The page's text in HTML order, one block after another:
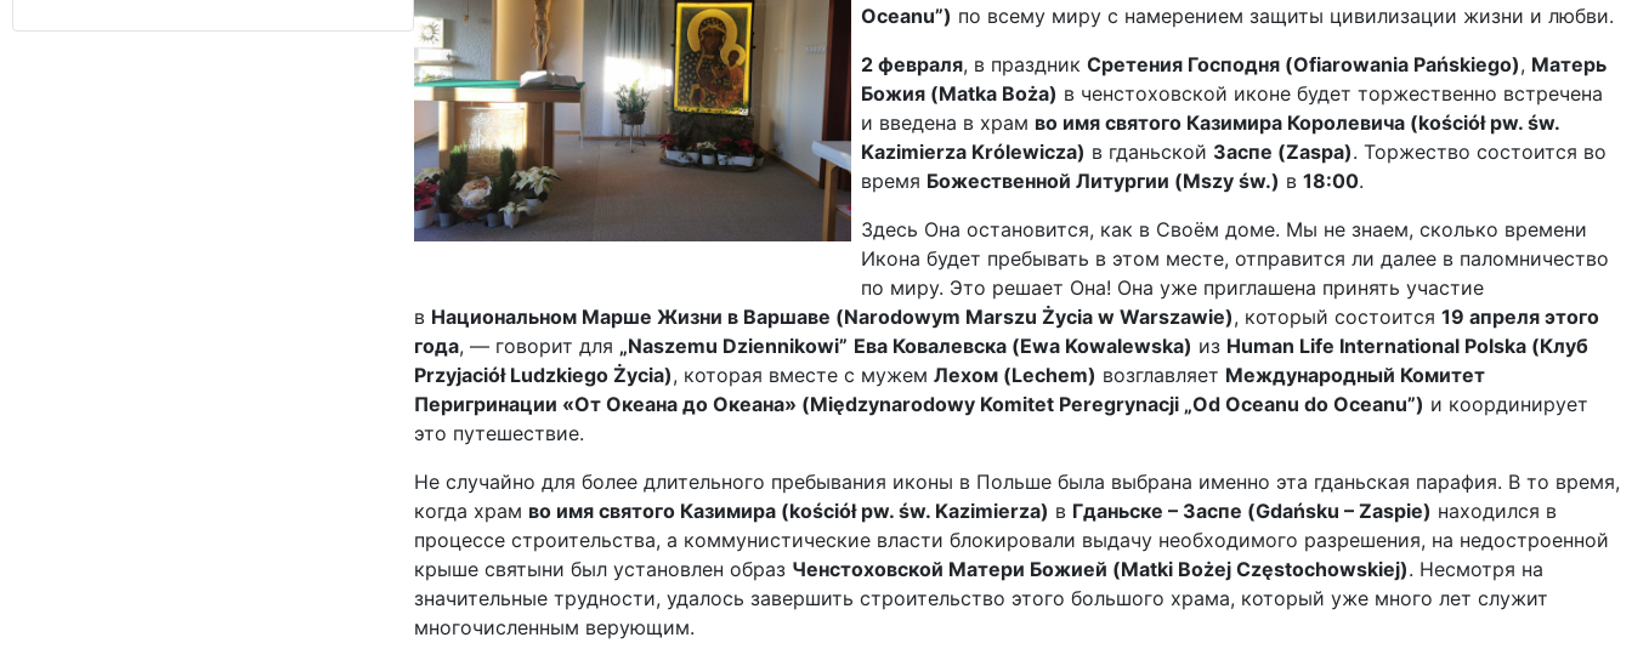
Oceanu”) по всему миру с намерением защиты цивилизации жизни и любви.
2 февраля, в праздник Сретения Господня (Ofiarowania Pańskiego), Матерь
Божия (Matka Boża) в ченстоховской иконе будет торжественно встречена
и введена в храм во имя святого Казимира Королевича (kościół pw. św.
Kazimierza Królewicza) в гданьской Заспе (Zaspa). Торжество состоится во
время Божественной Литургии (Mszy św.) в 18:00.
Здесь Она остановится, как в Своём доме. Мы не знаем, сколько времени
Икона будет пребывать в этом месте, отправится ли далее в паломничество
по миру. Это решает Она! Она уже приглашена принять участие
в Национальном Марше Жизни в Варшаве (Narodowym Marszu Życia w Warszawie), который состоится 19 апреля этого
года, — говорит для „Naszemu Dziennikowi” Ева Ковалевска (Ewa Kowalewska) из Human Life International Polska (Клуб
Przyjaciół Ludzkiego Życia), которая вместе с мужем Лехом (Lechem) возглавляет Международный Комитет
Перигринации «От Океана до Океана» (Międzynarodowy Komitet Peregrynacji „Od Oceanu do Oceanu”) и координирует
это путешествие.
Не случайно для более длительного пребывания иконы в Польше была выбрана именно эта гданьская парафия. В то время,
когда храм во имя святого Казимира (kościół pw. św. Kazimierza) в Гданьске – Заспе (Gdańsku – Zaspie) находился в
процессе строительства, а коммунистические власти блокировали выдачу необходимого разрешения, на недостроенной
крыше святыни был установлен образ Ченстоховской Матери Божией (Matki Bożej Częstochowskiej). Несмотря на
значительные трудности, удалось завершить строительство этого большого храма, который уже много лет служит
многочисленным верующим.